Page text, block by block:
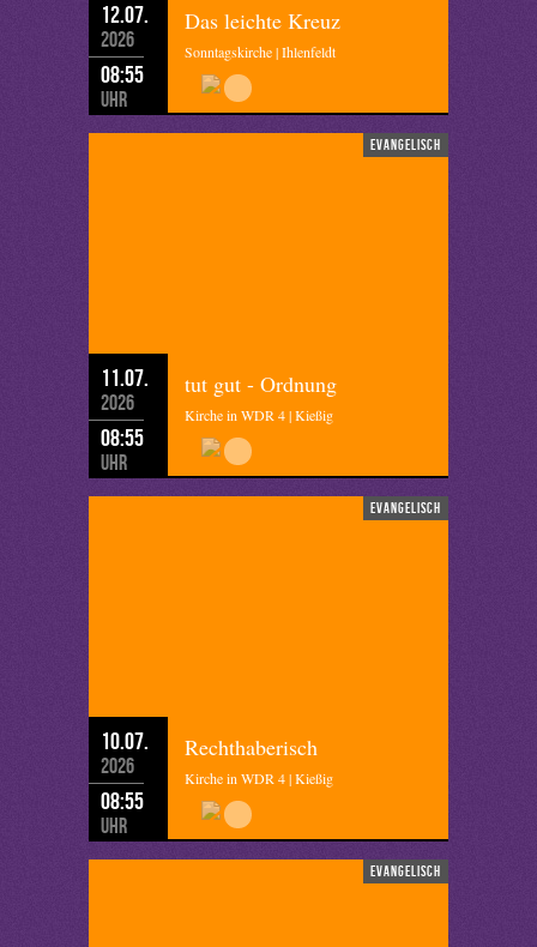
12.07.
2026
08:55
Uhr
Das leichte Kreuz
Sonntagskirche | Ihlenfeldt
evangelisch
11.07.
2026
08:55
Uhr
tut gut - Ordnung
Kirche in WDR 4 | Kießig
evangelisch
10.07.
2026
08:55
Uhr
Rechthaberisch
Kirche in WDR 4 | Kießig
evangelisch